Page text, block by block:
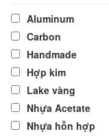
Aluminum
Carbon
Handmade
Hợp kim
Lake vàng
Nhựa Acetate
Nhựa hỗn hợp